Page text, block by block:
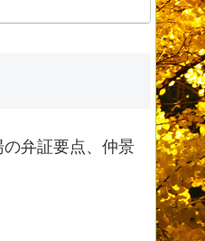
弁証要点、仲景